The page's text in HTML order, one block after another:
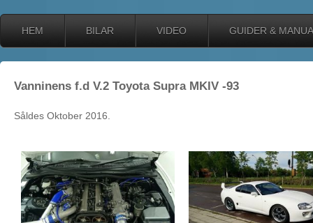
HEM BILAR VIDEO GUIDER &
Vanninens f.d V.2 Toyota Supra MKIV -93
Såldes Oktober 2016.